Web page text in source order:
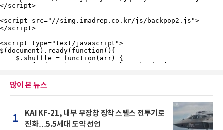
많이 본 뉴스
1
KAI KF-21, 내부 무장창 장착 스텔스 전투기로
진화…5.5세대 도약 선언